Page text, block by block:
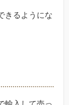
きるようにな